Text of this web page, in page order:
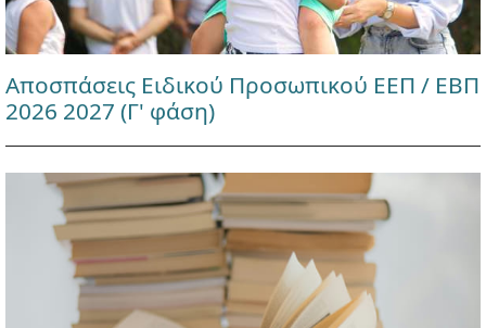
Αποσπάσεις Ειδικού Προσωπικού ΕΕΠ / ΕΒΠ
2026 2027 (Γ' φάση)